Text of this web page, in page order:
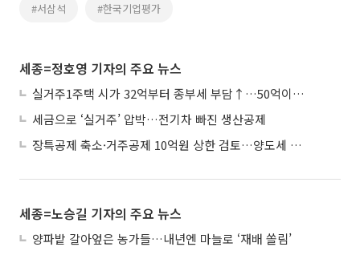
#서삼석 #한국기업평가
세종=정호영 기자의 주요 뉴스
실거주1주택 시가 32억부터 종부세 부담↑…50억이면 454→979만원
세금으로 ‘실거주’ 압박…전기차 빠진 생산공제
장특공제 축소·거주공제 10억원 상한 검토…양도세 실거주 중심 개편
세종=노승길 기자의 주요 뉴스
양파밭 갈아엎은 농가들…내년엔 마늘로 ‘재배 쏠림’